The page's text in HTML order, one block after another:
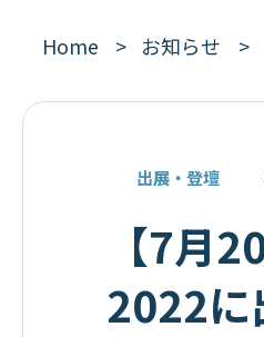
Home お知らせ
出展・登壇
【7月
2022に